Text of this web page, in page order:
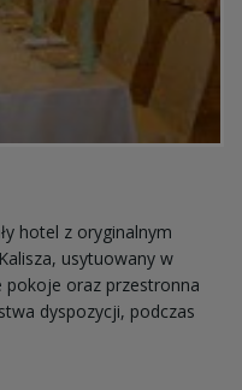
hotel z oryginalnym
usytuowany w
oraz przestronna
dyspozycji, podczas